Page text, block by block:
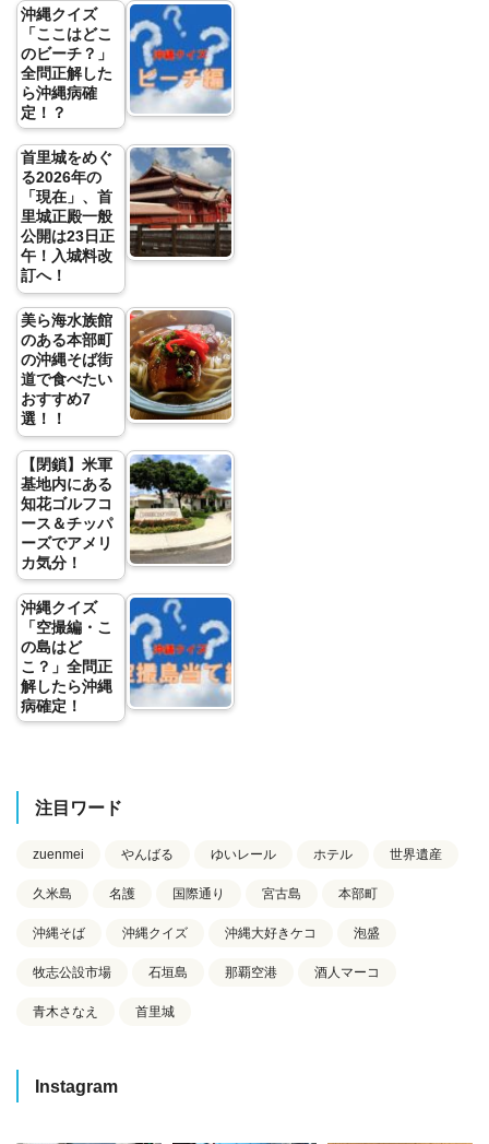
沖縄クイズ
「ここはどこ
のビーチ？」
全問正解した
ら沖縄病確
定！？
首里城をめぐ
る2026年の
「現在」、首
里城正殿一般
公開は23日正
午！入城料改
訂へ！
美ら海水族館
のある本部町
の沖縄そば街
道で食べたい
おすすめ7
選！！
【閉鎖】米軍
基地内にある
知花ゴルフコ
ース＆チッパ
ーズでアメリ
カ気分！
沖縄クイズ
「空撮編・こ
の島はど
こ？」全問正
解したら沖縄
病確定！
注目ワード
zuenmei やんばる ゆいレール ホテル 世界遺産
久米島 名護 国際通り 宮古島 本部町
沖縄そば 沖縄クイズ 沖縄大好きケコ 泡盛
牧志公設市場 石垣島 那覇空港 酒人マーコ
青木さなえ 首里城
Instagram